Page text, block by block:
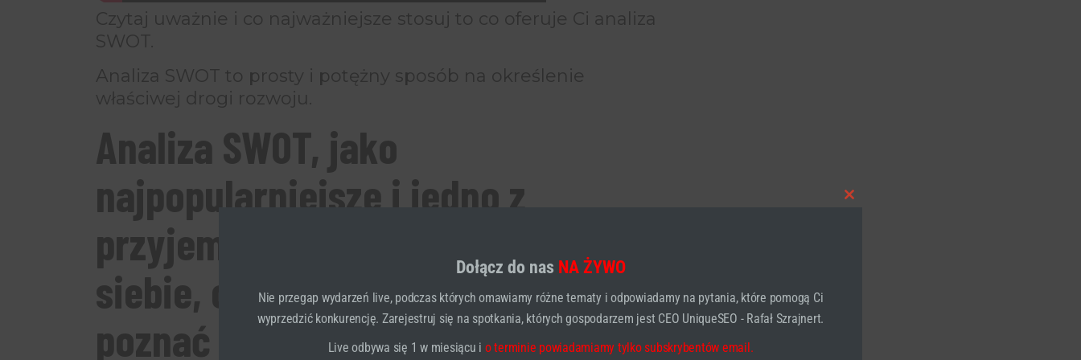
Czytaj uważnie i co najważniejsze stosuj to co oferuje Ci analiza
SWOT.
Analiza SWOT to prosty i potężny sposób na określenie
właściwej drogi rozwoju.
Analiza SWOT, jako
najpopularniejsze i jedno z
przyjemniejszych sposobów oceny
siebie, czy swojej firmy. Chcesz
poznać prosty sposób na jej
Dołącz do nas NA ŻYWO
Nie przegap wydarzeń live, podczas których omawiamy różne tematy i odpowiadamy na pytania, które pomogą Ci
wyprzedzić konkurencję. Zarejestruj się na spotkania, których gospodarzem jest CEO UniqueSEO - Rafał Szrajnert.
Live odbywa się 1 w miesiącu i o terminie powiadamiamy tylko subskrybentów email.